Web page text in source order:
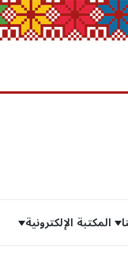
المكتبة الإلكترونية